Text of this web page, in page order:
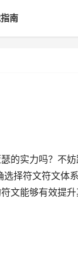
南
的实力吗？不
择符文符文体
文能够有效提